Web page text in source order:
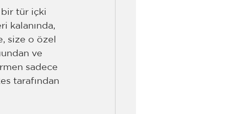
bir tür içki
kalanında,
size o özel
ve
sadece
tarafından